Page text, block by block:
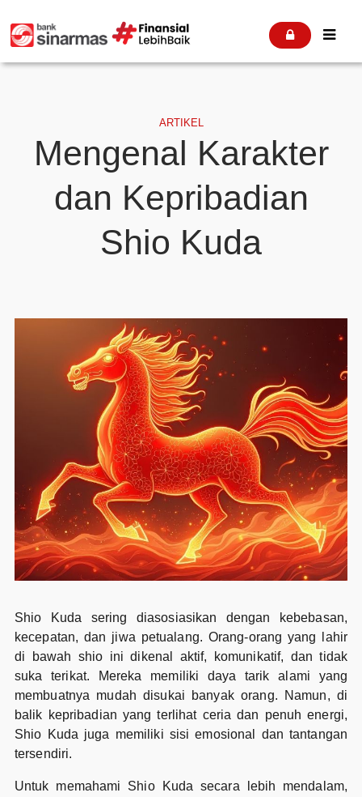
 
ARTIKEL
Mengenal Karakter
dan Kepribadian
Shio Kuda
Shio Kuda sering diasosiasikan dengan kebebasan,
kecepatan, dan jiwa petualang. Orang-orang yang lahir
di bawah shio ini dikenal aktif, komunikatif, dan tidak
suka terikat. Mereka memiliki daya tarik alami yang
membuatnya mudah disukai banyak orang. Namun, di
balik kepribadian yang terlihat ceria dan penuh energi,
Shio Kuda juga memiliki sisi emosional dan tantangan
tersendiri.
Untuk memahami Shio Kuda secara lebih mendalam,